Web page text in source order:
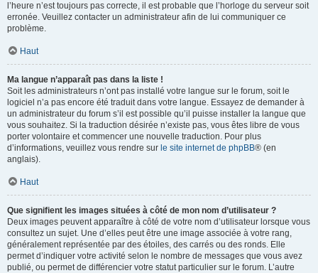
l’heure n’est toujours pas correcte, il est probable que l’horloge du serveur soit
erronée. Veuillez contacter un administrateur afin de lui communiquer ce
problème.
Haut
Ma langue n’apparaît pas dans la liste !
Soit les administrateurs n’ont pas installé votre langue sur le forum, soit le
logiciel n’a pas encore été traduit dans votre langue. Essayez de demander à
un administrateur du forum s’il est possible qu’il puisse installer la langue que
vous souhaitez. Si la traduction désirée n’existe pas, vous êtes libre de vous
porter volontaire et commencer une nouvelle traduction. Pour plus
d’informations, veuillez vous rendre sur le site internet de phpBB® (en
anglais).
Haut
Que signifient les images situées à côté de mon nom d’utilisateur ?
Deux images peuvent apparaître à côté de votre nom d’utilisateur lorsque vous
consultez un sujet. Une d’elles peut être une image associée à votre rang,
généralement représentée par des étoiles, des carrés ou des ronds. Elle
permet d’indiquer votre activité selon le nombre de messages que vous avez
publié, ou permet de différencier votre statut particulier sur le forum. L’autre